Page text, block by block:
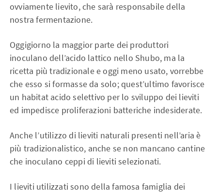
ovviamente lievito, che sarà responsabile della
nostra fermentazione.
Oggigiorno la maggior parte dei produttori
inoculano dell’acido lattico nello Shubo, ma la
ricetta più tradizionale e oggi meno usato, vorrebbe
che esso si formasse da solo; quest’ultimo favorisce
un habitat acido selettivo per lo sviluppo dei lieviti
ed impedisce proliferazioni batteriche indesiderate.
Anche l’utilizzo di lieviti naturali presenti nell’aria è
più tradizionalistico, anche se non mancano cantine
che inoculano ceppi di lieviti selezionati.
I lieviti utilizzati sono della famosa famiglia dei